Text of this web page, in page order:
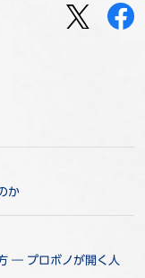
か
― プロボノが開く人